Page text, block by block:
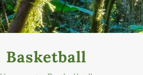
Basketball